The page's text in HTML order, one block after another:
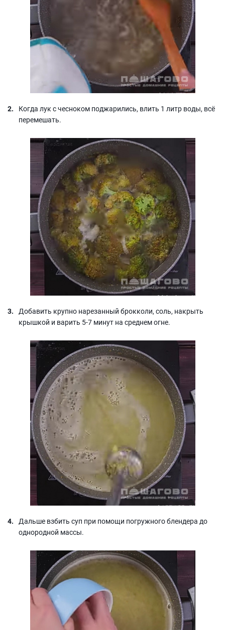
Когда лук с чесноком поджарились, влить 1 литр воды, всё
перемешать.
Добавить крупно нарезанный брокколи, соль, накрыть
крышкой и варить 5-7 минут на среднем огне.
Дальше взбить суп при помощи погружного блендера до
однородной массы.